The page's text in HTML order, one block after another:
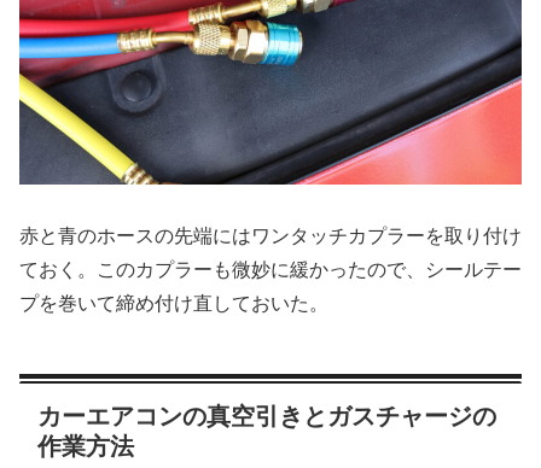
赤と青のホースの先端にはワンタッチカプラーを取り付け
ておく。このカプラーも微妙に緩かったので、シールテー
プを巻いて締め付け直しておいた。
カーエアコンの真空引きとガスチャージの
作業方法